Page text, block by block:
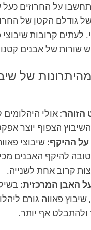
על החרוזים כעל
גודלם הקטן של
לעתים קרובות שיבוצי
שורות של אבנים
של
הזוהר: אולי
השיבוץ הצפוף יוצר
על ההיקף: שיבוצי
להיקף האבנים
קרוב אחת לשנייה.
האבן המרכזית:
שיבוץ פאווה גורם
ולהתבלט אף יותר.